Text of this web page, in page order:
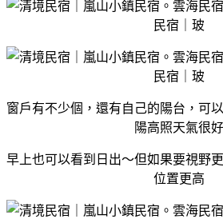
窗戶有不少個，還有自己的陽台，可
陽高照天氣很好
早上也可以看到日出～但如果要視野
位置更高